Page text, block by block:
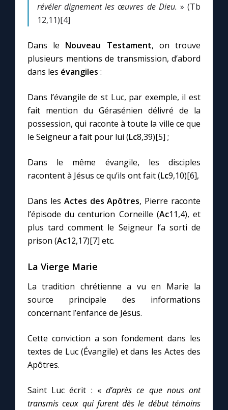
révéler dignement les œuvres de Dieu. » (Tb
12,11)[4]
Dans le Nouveau Testament, on trouve
plusieurs mentions de transmission, d’abord
dans les évangiles :
Dans l’évangile de st Luc, par exemple, il est
fait mention du Gérasénien délivré de la
possession, qui raconte à toute la ville ce que
le Seigneur a fait pour lui (Lc8,39)[5] ;
Dans le même évangile, les disciples
racontent à Jésus ce qu’ils ont fait (Lc9,10)[6],
Dans les Actes des Apôtres, Pierre raconte
l’épisode du centurion Corneille (Ac11,4), et
plus tard comment le Seigneur l’a sorti de
prison (Ac12,17)[7] etc.
La Vierge Marie
La tradition chrétienne a vu en Marie la
source principale des informations
concernant l’enfance de Jésus.
Cette conviction a son fondement dans les
textes de Luc (Évangile) et dans les Actes des
Apôtres.
Saint Luc écrit : «d’après ce que nous ont
transmis ceux qui furent dès le début témoins